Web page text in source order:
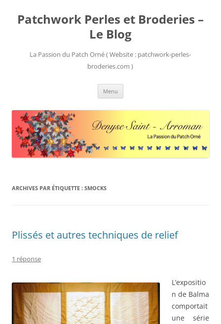
Patchwork Perles et Broderies –
Le Blog
La Passion du Patch Orné ( Website : patchwork-perles-
broderies.com )
Menu
ARCHIVES PAR ÉTIQUETTE : SMOCKS
Plissés et autres techniques de relief
1 réponse
L’expositio
n de Balma
comportait
une série